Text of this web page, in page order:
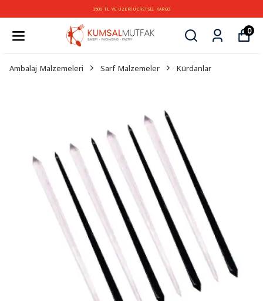
3500 TL VE ÜZERİ ÜCRETSİZ KARGO
0
Ambalaj Malzemeleri Sarf Malzemeler Kürdanlar